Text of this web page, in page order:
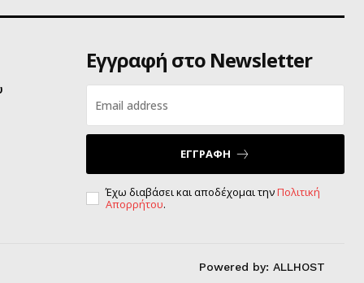
Εγγραφή στο Newsletter
ΕΓΓΡΑΦΗ
Έχω διαβάσει και αποδέχομαι τηνΠολιτική
Απορρήτου.
Powered by: ALLHOST